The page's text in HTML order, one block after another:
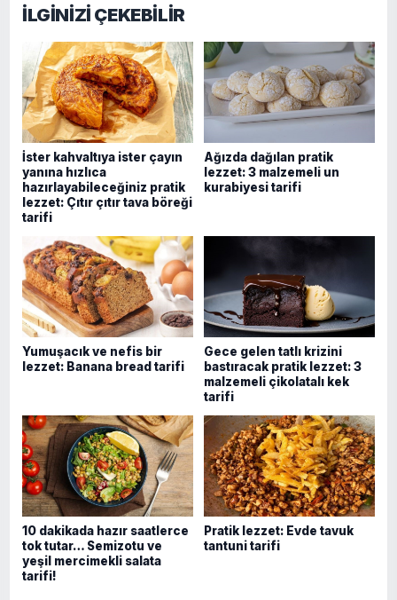
İLGİNİZİ ÇEKEBİLİR
İster kahvaltıya ister çayın
yanına hızlıca
hazırlayabileceğiniz pratik
lezzet: Çıtır çıtır tava böreği
tarifi
Ağızda dağılan pratik
lezzet: 3 malzemeli un
kurabiyesi tarifi
Yumuşacık ve nefis bir
lezzet: Banana bread tarifi
Gece gelen tatlı krizini
bastıracak pratik lezzet: 3
malzemeli çikolatalı kek
tarifi
10 dakikada hazır saatlerce
tok tutar… Semizotu ve
yeşil mercimekli salata
tarifi!
Pratik lezzet: Evde tavuk
tantuni tarifi